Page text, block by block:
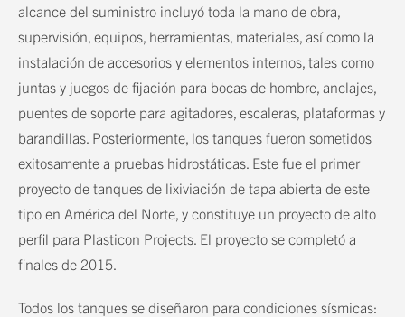
alcance del suministro incluyó toda la mano de obra,
supervisión, equipos, herramientas, materiales, así como la
instalación de accesorios y elementos internos, tales como
juntas y juegos de fijación para bocas de hombre, anclajes,
puentes de soporte para agitadores, escaleras, plataformas y
barandillas. Posteriormente, los tanques fueron sometidos
exitosamente a pruebas hidrostáticas. Este fue el primer
proyecto de tanques de lixiviación de tapa abierta de este
tipo en América del Norte, y constituye un proyecto de alto
perfil para Plasticon Projects. El proyecto se completó a
finales de 2015.
Todos los tanques se diseñaron para condiciones sísmicas: